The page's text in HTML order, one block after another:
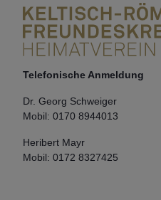
Telefonische Anmeldung
Dr. Georg Schweiger
Mobil: 0170 8944013
Heribert Mayr
Mobil: 0172 8327425